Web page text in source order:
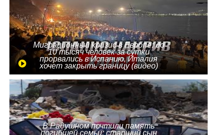
Миграционный кризис в Европе: до
10 тысяч человек за сутки
прорвались в Испанию, Италия
хочет закрыть границу (видео)
В Радушном почтили память
погибшей семьи: старший сын